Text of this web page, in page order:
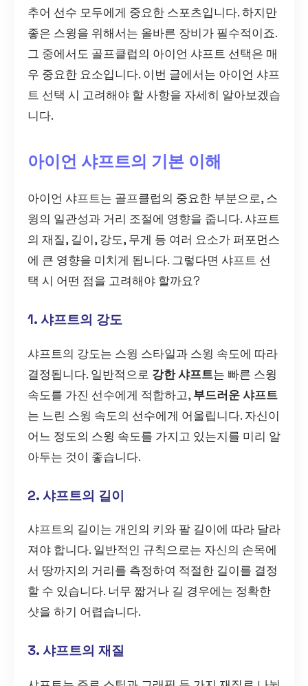
추어 선수 모두에게 중요한 스포츠입니다. 하지만
좋은 스윙을 위해서는 올바른 장비가 필수적이죠.
그 중에서도 골프클럽의 아이언 샤프트 선택은 매
우 중요한 요소입니다. 이번 글에서는 아이언 샤프
트 선택 시 고려해야 할 사항을 자세히 알아보겠습
니다.
아이언 샤프트의 기본 이해
아이언 샤프트는 골프클럽의 중요한 부분으로, 스
윙의 일관성과 거리 조절에 영향을 줍니다. 샤프트
의 재질, 길이, 강도, 무게 등 여러 요소가 퍼포먼스
에 큰 영향을 미치게 됩니다. 그렇다면 샤프트 선
택 시 어떤 점을 고려해야 할까요?
1. 샤프트의 강도
샤프트의 강도는 스윙 스타일과 스윙 속도에 따라
결정됩니다. 일반적으로 강한 샤프트는 빠른 스윙
속도를 가진 선수에게 적합하고, 부드러운 샤프트
는 느린 스윙 속도의 선수에게 어울립니다. 자신이
어느 정도의 스윙 속도를 가지고 있는지를 미리 알
아두는 것이 좋습니다.
2. 샤프트의 길이
샤프트의 길이는 개인의 키와 팔 길이에 따라 달라
져야 합니다. 일반적인 규칙으로는 자신의 손목에
서 땅까지의 거리를 측정하여 적절한 길이를 결정
할 수 있습니다. 너무 짧거나 길 경우에는 정확한
샷을 하기 어렵습니다.
3. 샤프트의 재질